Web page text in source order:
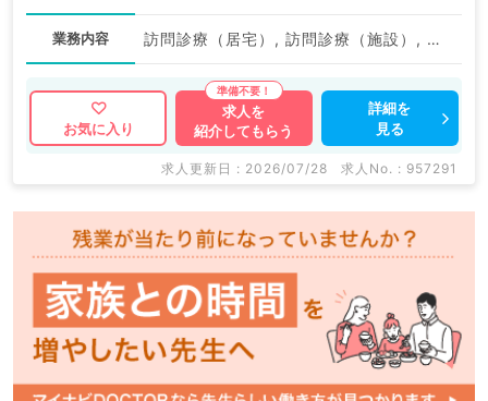
業務内容 訪問診療（居宅）, 訪問診療（施設）, その他
お気に入り
求人を
紹介してもらう
詳細を
見る
求人更新日 : 2026/07/28 求人No. : 957291